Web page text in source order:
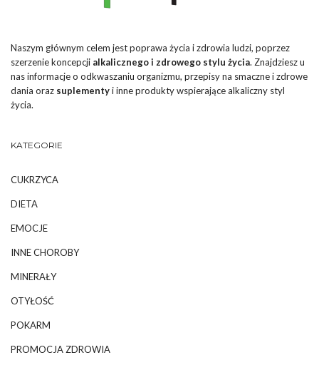
Naszym głównym celem jest poprawa życia i zdrowia ludzi, poprzez
szerzenie koncepcji alkalicznego i zdrowego stylu życia. Znajdziesz u
nas informacje o odkwaszaniu organizmu, przepisy na smaczne i zdrowe
dania oraz suplementyi inne produkty wspierające alkaliczny styl
życia.
KATEGORIE
CUKRZYCA
DIETA
EMOCJE
INNE CHOROBY
MINERAŁY
OTYŁOŚĆ
POKARM
PROMOCJA ZDROWIA